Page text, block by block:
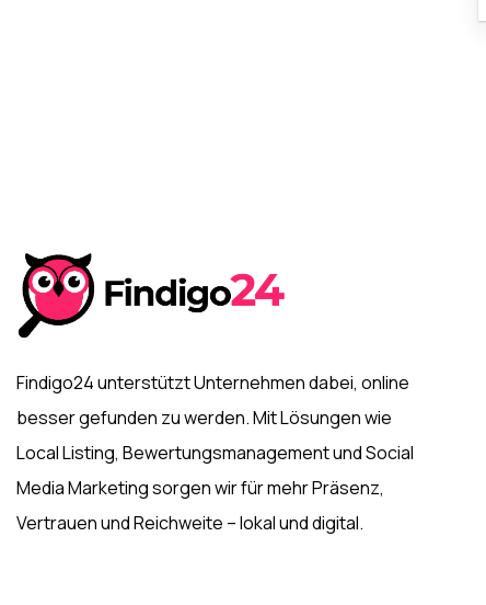
Findigo24 unterstützt Unternehmen dabei, online
besser gefunden zu werden. Mit Lösungen wie
Local Listing, Bewertungsmanagement und Social
Media Marketing sorgen wir für mehr Präsenz,
Vertrauen und Reichweite – lokal und digital.